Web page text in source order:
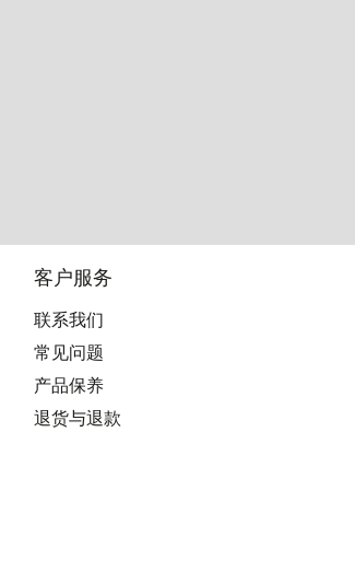
客户服务
联系我们
常见问题
产品保养
退货与退款